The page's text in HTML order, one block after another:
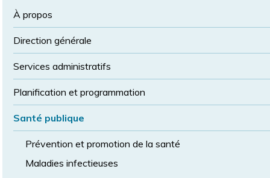
police
À propos
Direction générale
Services administratifs
Planification et programmation
Santé publique
Prévention et promotion de la santé
Maladies infectieuses